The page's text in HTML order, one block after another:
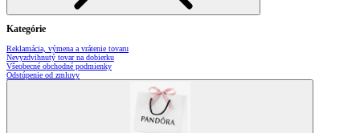
Kategórie
Reklamácia, výmena a vrátenie tovaru
Nevyzdvihnutý tovar na dobierku
Všeobecné obchodné podmienky
Odstúpenie od zmluvy